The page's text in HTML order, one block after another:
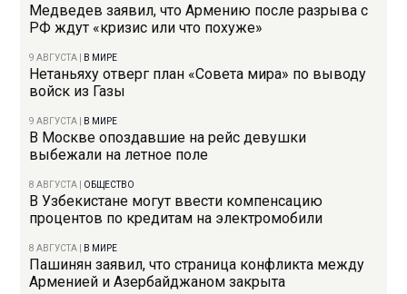
Медведев заявил, что Армению после разрыва с
РФ ждут «кризис или что похуже»
9 АВГУСТА В МИРЕ
Нетаньяху отверг план «Совета мира» по выводу
войск из Газы
9 АВГУСТА В МИРЕ
В Москве опоздавшие на рейс девушки
выбежали на летное поле
8 АВГУСТА ОБЩЕСТВО
В Узбекистане могут ввести компенсацию
процентов по кредитам на электромобили
8 АВГУСТА В МИРЕ
Пашинян заявил, что страница конфликта между
Арменией и Азербайджаном закрыта